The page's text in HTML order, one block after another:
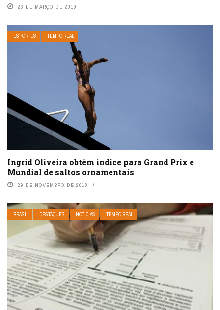
23 DE MARÇO DE 2019
ESPORTES TEMPO REAL
Ingrid Oliveira obtém índice para Grand Prix e
Mundial de saltos ornamentais
29 DE NOVEMBRO DE 2018
BRASIL DESTAQUES NOTÍCIAS TEMPO REAL